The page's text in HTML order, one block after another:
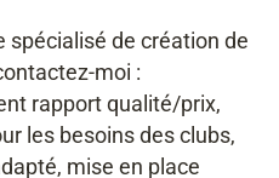
de création de
moi :
rapport qualité/prix,
les besoins des clubs,
mise en place